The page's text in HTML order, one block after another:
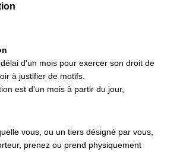
d'un mois pour exercer son droit de
à justifier de motifs.
est d'un mois à partir du jour,
vous, ou un tiers désigné par vous,
prenez ou prend physiquement